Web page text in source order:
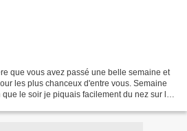
que vous avez passé une belle semaine et
les plus chanceux d'entre vous. Semaine
le soir je piquais facilement du nez sur le